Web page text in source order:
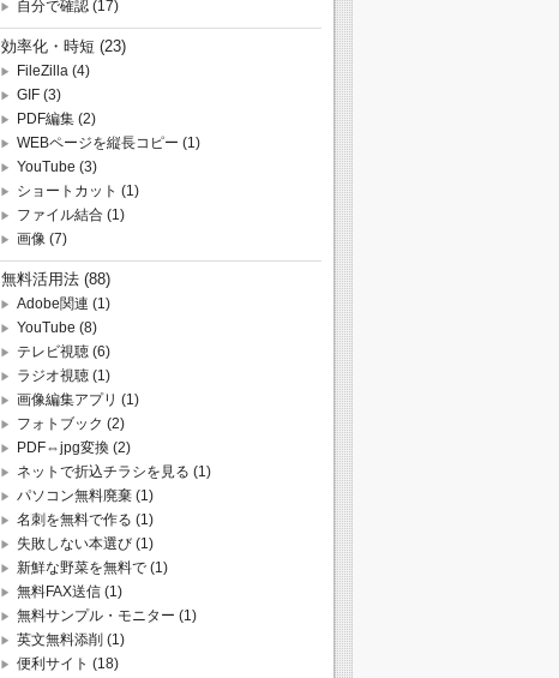
自分で確認 (17)
効率化・時短 (23)
FileZilla (4)
GIF (3)
PDF編集 (2)
WEBページを縦長コピー (1)
YouTube (3)
ショートカット (1)
ファイル結合 (1)
画像 (7)
無料活用法 (88)
Adobe関連 (1)
YouTube (8)
テレビ視聴 (6)
ラジオ視聴 (1)
画像編集アプリ (1)
フォトブック (2)
PDF⇔jpg変換 (2)
ネットで折込チラシを見る (1)
パソコン無料廃棄 (1)
名刺を無料で作る (1)
失敗しない本選び (1)
新鮮な野菜を無料で (1)
無料FAX送信 (1)
無料サンプル・モニター (1)
英文無料添削 (1)
便利サイト (18)